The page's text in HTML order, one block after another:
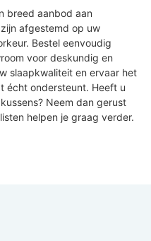
breed aanbod aan
afgestemd op uw
Bestel eenvoudig
voor deskundig en
slaapkwaliteit en ervaar het
écht ondersteunt. Heeft u
Neem dan gerust
helpen je graag verder.